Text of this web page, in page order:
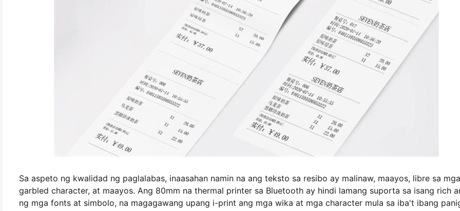
Sa aspeto ng kwalidad ng paglalabas, inaasahan namin na ang teksto sa resibo ay malinaw, maayos, libre sa mga
garbled character, at maayos. Ang 80mm na thermal printer sa Bluetooth ay hindi lamang suporta sa isang rich
ng mga fonts at simbolo, na magagawang upang i-print ang mga wika at mga character mula sa iba't ibang